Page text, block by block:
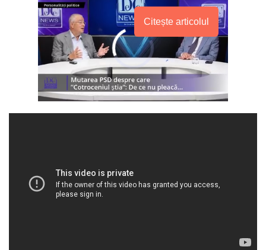
Citește articolul